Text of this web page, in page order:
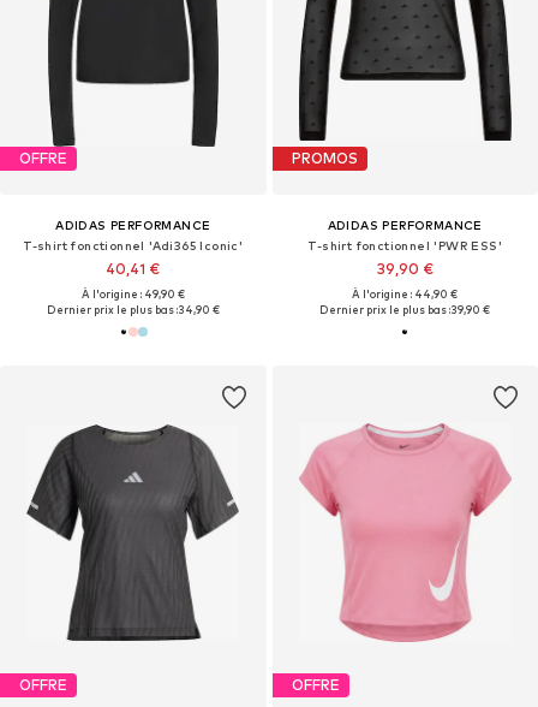
OFFRE
ADIDAS PERFORMANCE
T-shirt fonctionnel 'Adi365 Iconic'
40,41 €
À l'origine : 49,90 €
Dernier prix le plus bas :34,90 €
PROMOS
ADIDAS PERFORMANCE
T-shirt fonctionnel 'PWR ESS'
39,90 €
À l'origine : 44,90 €
Dernier prix le plus bas :39,90 €
OFFRE OFFRE